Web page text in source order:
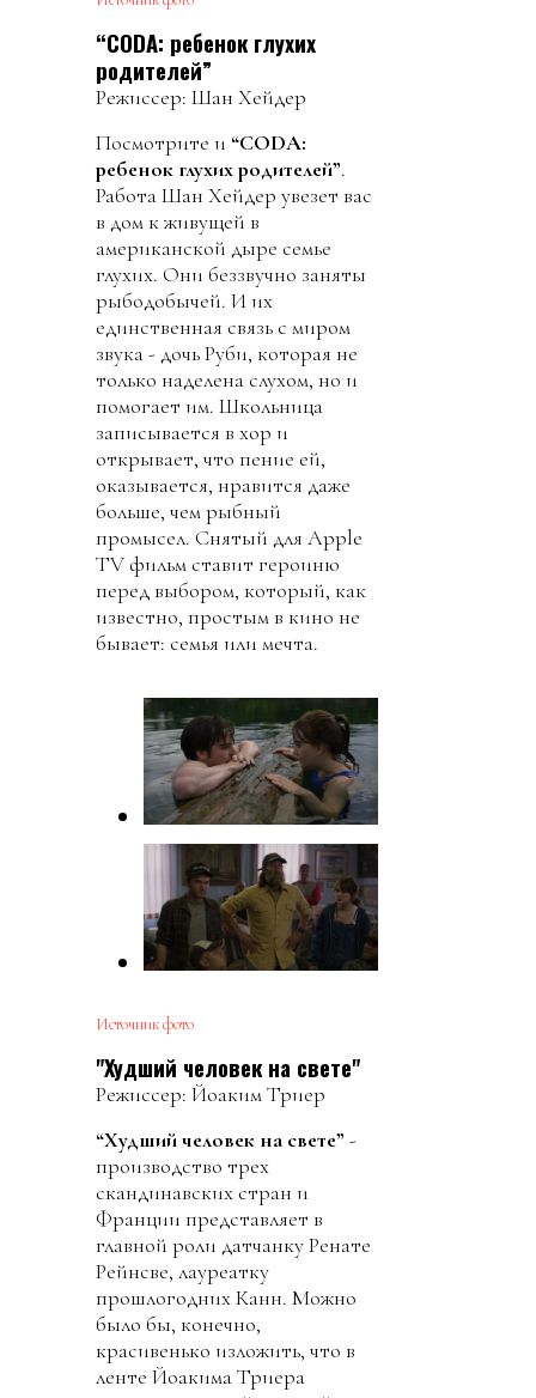
“CODA: ребенок глухих
родителей”
Режиссер: Шан Хейдер
Посмотрите и “CODA:
ребенок глухих родителей”.
Работа Шан Хейдер увезет вас
в дом к живущей в
американской дыре семье
глухих. Они беззвучно заняты
рыбодобычей. И их
единственная связь с миром
звука - дочь Руби, которая не
только наделена слухом, но и
помогает им. Школьница
записывается в хор и
открывает, что пение ей,
оказывается, нравится даже
больше, чем рыбный
промысел. Снятый для Apple
TV фильм ставит героиню
перед выбором, который, как
известно, простым в кино не
бывает: семья или мечта.
Источник фото
"Худший человек на свете"
Режиссер: Йоаким Триер
“Худший человек на свете” -
производство трех
скандинавских стран и
Франции представляет в
главной роли датчанку Ренате
Рейнсве, лауреатку
прошлогодних Канн. Можно
было бы, конечно,
красивенько изложить, что в
ленте Йоакима Триера